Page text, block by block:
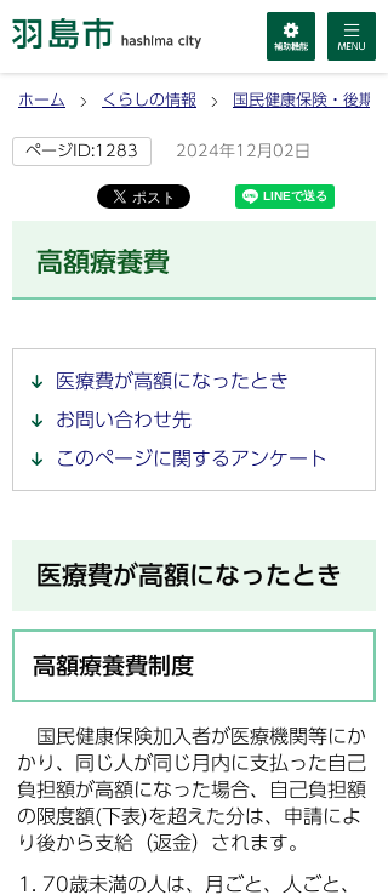
ホーム くらしの情報 国民健康保険・後期
ページID:1283 2024年12月02日
高額療養費
医療費が高額になったとき
お問い合わせ先
このページに関するアンケート
医療費が高額になったとき
高額療養費制度
国民健康保険加入者が医療機関等にか
かり、同じ人が同じ月内に支払った自己
負担額が高額になった場合、自己負担額
の限度額(下表)を超えた分は、申請によ
り後から支給（返金）されます。
70歳未満の人は、月ごと、人ごと、